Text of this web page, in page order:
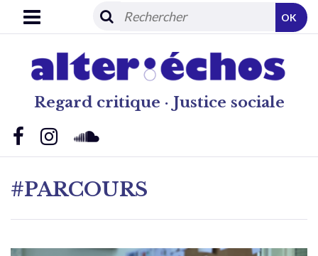
Regard critique · Justice sociale
OK
#PARCOURS